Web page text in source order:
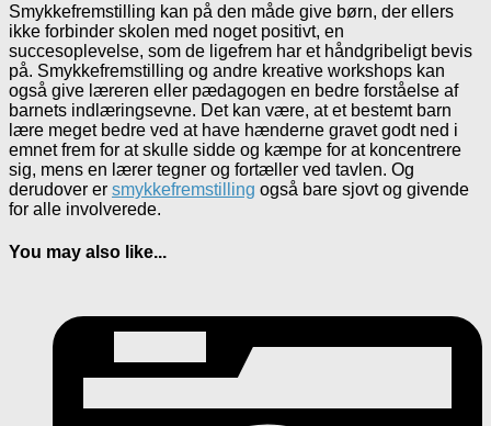
Smykkefremstilling kan på den måde give børn, der ellers
ikke forbinder skolen med noget positivt, en
succesoplevelse, som de ligefrem har et håndgribeligt bevis
på. Smykkefremstilling og andre kreative workshops kan
også give læreren eller pædagogen en bedre forståelse af
barnets indlæringsevne. Det kan være, at et bestemt barn
lære meget bedre ved at have hænderne gravet godt ned i
emnet frem for at skulle sidde og kæmpe for at koncentrere
sig, mens en lærer tegner og fortæller ved tavlen. Og
derudover er smykkefremstilling også bare sjovt og givende
for alle involverede.
You may also like...